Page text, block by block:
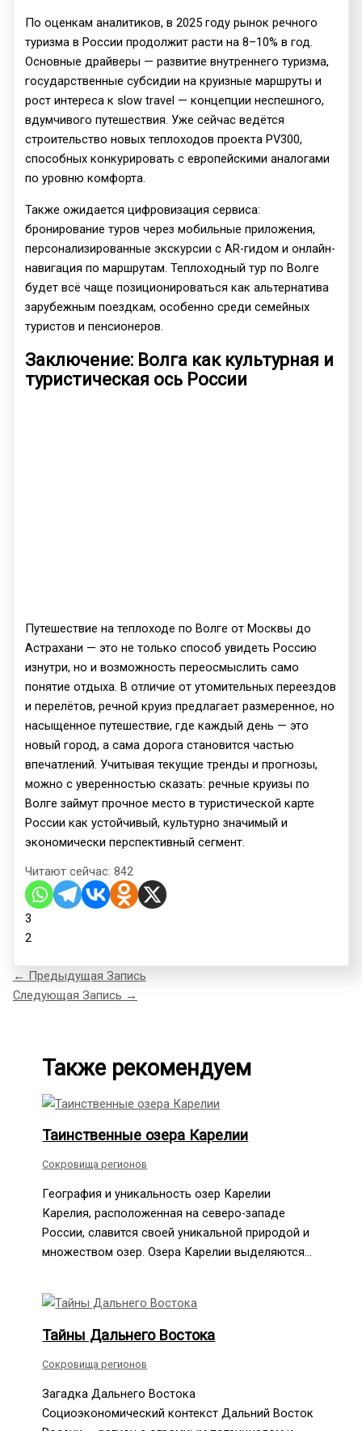
По оценкам аналитиков, в 2025 году рынок речного
туризма в России продолжит расти на 8–10% в год.
Основные драйверы — развитие внутреннего туризма,
государственные субсидии на круизные маршруты и
рост интереса к slow travel — концепции неспешного,
вдумчивого путешествия. Уже сейчас ведётся
строительство новых теплоходов проекта PV300,
способных конкурировать с европейскими аналогами
по уровню комфорта.
Также ожидается цифровизация сервиса:
бронирование туров через мобильные приложения,
персонализированные экскурсии с AR-гидом и онлайн-
навигация по маршрутам. Теплоходный тур по Волге
будет всё чаще позиционироваться как альтернатива
зарубежным поездкам, особенно среди семейных
туристов и пенсионеров.
Заключение: Волга как культурная и
туристическая ось России
Путешествие на теплоходе по Волге от Москвы до
Астрахани — это не только способ увидеть Россию
изнутри, но и возможность переосмыслить само
понятие отдыха. В отличие от утомительных переездов
и перелётов, речной круиз предлагает размеренное, но
насыщенное путешествие, где каждый день — это
новый город, а сама дорога становится частью
впечатлений. Учитывая текущие тренды и прогнозы,
можно с уверенностью сказать: речные круизы по
Волге займут прочное место в туристической карте
России как устойчивый, культурно значимый и
экономически перспективный сегмент.
Читают сейчас: 842
3
2
← Предыдущая Запись
Следующая Запись →
Также рекомендуем
Таинственные озера Карелии
Сокровища регионов
География и уникальность озер Карелии
Карелия, расположенная на северо-западе
России, славится своей уникальной природой и
множеством озер. Озера Карелии выделяются…
Тайны Дальнего Востока
Сокровища регионов
Загадка Дальнего Востока
Социоэкономический контекст Дальний Восток